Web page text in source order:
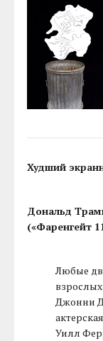
Худший
Дональд
(«Фаренгейт
Любые
Джонни
Уилл